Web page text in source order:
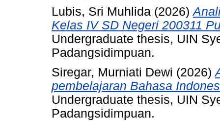
Lubis, Sri Muhlida (2026)
Kelas IV SD Negeri 200311
Undergraduate thesis, UIN
Padangsidimpuan.
Siregar, Murniati Dewi (2026)
pembelajaran Bahasa
Undergraduate thesis, UIN
Padangsidimpuan.